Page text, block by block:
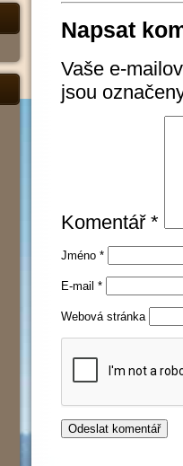
Napsat
Vaše e-
jsou
Komentář *
Jméno *
E-mail *
Webová stránka